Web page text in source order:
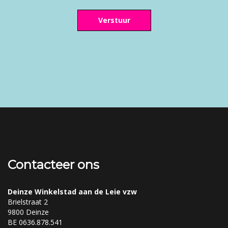
Verstuur
Contacteer ons
Deinze Winkelstad aan de Leie vzw
Brielstraat 2
9800 Deinze
BE 0636.878.541